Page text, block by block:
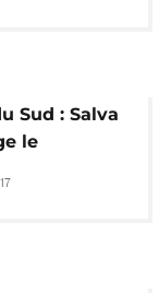
Sud : Salva
le
de la